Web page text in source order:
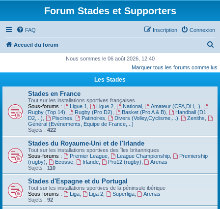
Forum Stades et Supporters
FAQ Connexion
Inscription
Accueil du forum
c
e
Nous sommes le 06 août 2026, 12:40
Marquer tous les forums comme lus
Les Stades
Stades en France
Tout sur les installations sportives françaises
Sous-forums :
Ligue 1 Ligue 2, National, Amateur (CFA,DH,..)
Rugby (Top 14)
Rugby (Pro D2) Basket (Pro A & B)
Handball (D1,
D2, ..)
Piscines Patinoires Divers (Volley,Cyclisme,...) Zeniths
Général (Evénements, Equipe de France,...)
Sujets : 422
Stades du Royaume-Uni et de l'Irlande
Tout sur les installations sportives des îles britanniques
Sous-forums :
Premier League, League Championship,
Premiership
(rugby)
Ecosse, Irlande, Pro12 (rugby)
Arenas
Sujets : 110
Stades d'Espagne et du Portugal
Tout sur les installations sportives de la péninsule ibérique
Sous-forums :
Liga, Liga 2, Superliga,
Arenas
Sujets : 92